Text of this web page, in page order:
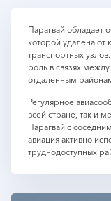
Парагвай обладает
которой удалена от
транспортных
роль в связях
отдалённым
Регулярное
всей стране, так и
Парагвай с
авиация активно
труднодоступных